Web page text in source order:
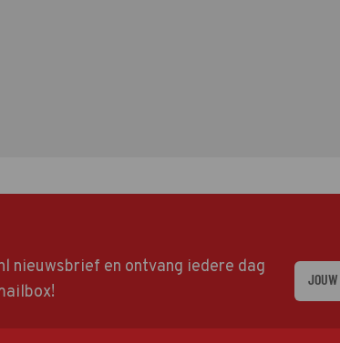
nieuwsbrief en ontvang iedere dag